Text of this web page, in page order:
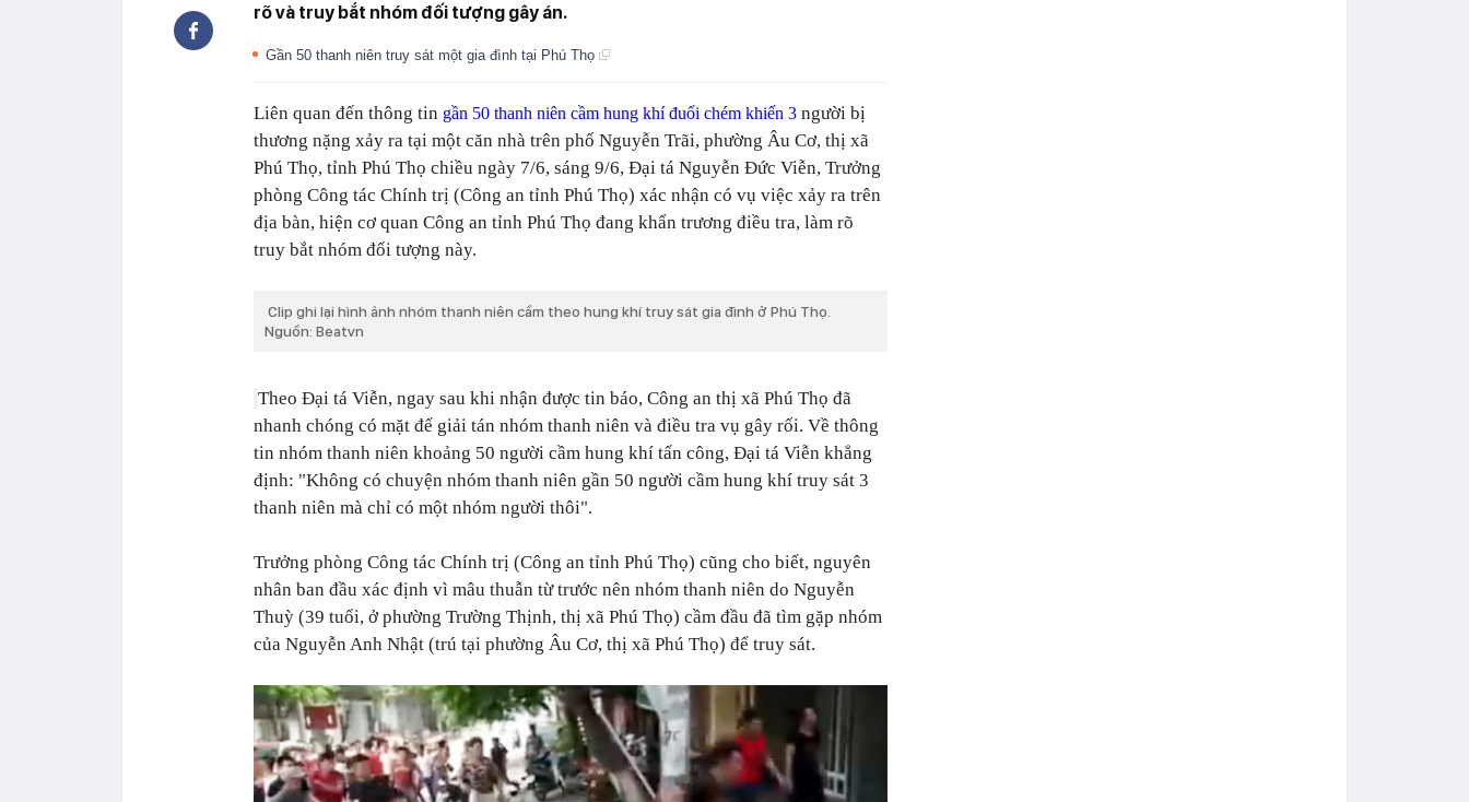
rõ và truy bắt nhóm đối tượng gây án.
Gần 50 thanh niên truy sát một gia đình tại Phú Thọ
Liên quan đến thông tin gần 50 thanh niên cầm hung khí đuổi chém khiến 3 người bị
thương nặng xảy ra tại một căn nhà trên phố Nguyễn Trãi, phường Âu Cơ, thị xã
Phú Thọ, tỉnh Phú Thọ chiều ngày 7/6, sáng 9/6, Đại tá Nguyễn Đức Viễn, Trưởng
phòng Công tác Chính trị (Công an tỉnh Phú Thọ) xác nhận có vụ việc xảy ra trên
địa bàn, hiện cơ quan Công an tỉnh Phú Thọ đang khẩn trương điều tra, làm rõ
truy bắt nhóm đối tượng này.
Clip ghi lại hình ảnh nhóm thanh niên cầm theo hung khí truy sát gia đình ở Phú Thọ.
Nguồn: Beatvn
Theo Đại tá Viễn, ngay sau khi nhận được tin báo, Công an thị xã Phú Thọ đã
nhanh chóng có mặt để giải tán nhóm thanh niên và điều tra vụ gây rối. Về thông
tin nhóm thanh niên khoảng 50 người cầm hung khí tấn công, Đại tá Viễn khẳng
định: "Không có chuyện nhóm thanh niên gần 50 người cầm hung khí truy sát 3
thanh niên mà chỉ có một nhóm người thôi".
Trưởng phòng Công tác Chính trị (Công an tỉnh Phú Thọ) cũng cho biết, nguyên
nhân ban đầu xác định vì mâu thuẫn từ trước nên nhóm thanh niên do Nguyễn
Thuỳ (39 tuổi, ở phường Trường Thịnh, thị xã Phú Thọ) cầm đầu đã tìm gặp nhóm
của Nguyễn Anh Nhật (trú tại phường Âu Cơ, thị xã Phú Thọ) để truy sát.